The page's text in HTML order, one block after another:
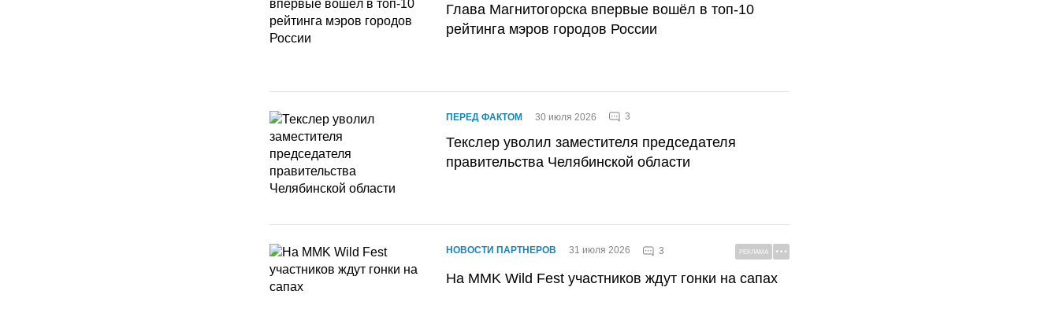
Глава Магнитогорска впервые вошёл в топ-10
рейтинга мэров городов России
ПЕРЕД ФАКТОМ 30 июля 2026 3
Текслер уволил заместителя председателя
правительства Челябинской области
НОВОСТИ ПАРТНЕРОВ 31 июля 2026 3 РЕКЛАМА
На MMK Wild Fest участников ждут гонки на сапах